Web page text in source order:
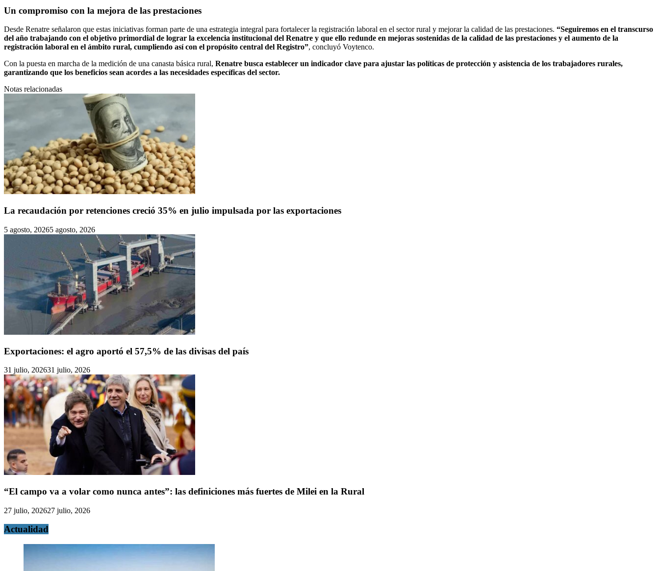
Un compromiso con la mejora de las prestaciones
Desde Renatre señalaron que estas iniciativas forman parte de una estrategia integral para fortalecer la registración laboral en el sector rural y mejorar la calidad de las prestaciones. “Seguiremos en el transcurso
del año trabajando con el objetivo primordial de lograr la excelencia institucional del Renatre y que ello redunde en mejoras sostenidas de la calidad de las prestaciones y el aumento de la
registración laboral en el ámbito rural, cumpliendo así con el propósito central del Registro”, concluyó Voytenco.
Con la puesta en marcha de la medición de una canasta básica rural, Renatre busca establecer un indicador clave para ajustar las políticas de protección y asistencia de los trabajadores rurales,
garantizando que los beneficios sean acordes a las necesidades específicas del sector.
Notas relacionadas
La recaudación por retenciones creció 35% en julio impulsada por las exportaciones
5 agosto, 20265 agosto, 2026
Exportaciones: el agro aportó el 57,5% de las divisas del país
31 julio, 202631 julio, 2026
“El campo va a volar como nunca antes”: las definiciones más fuertes de Milei en la Rural
27 julio, 202627 julio, 2026
Actualidad